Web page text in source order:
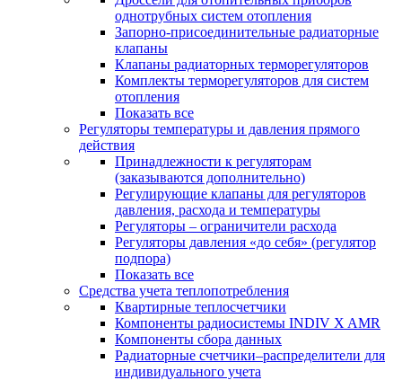
однотрубных систем отопления
Запорно-присоединительные радиаторные
клапаны
Клапаны радиаторных терморегуляторов
Комплекты терморегуляторов для систем
отопления
Показать все
Регуляторы температуры и давления прямого
действия
Принадлежности к регуляторам
(заказываются дополнительно)
Регулирующие клапаны для регуляторов
давления, расхода и температуры
Регуляторы – ограничители расхода
Регуляторы давления «до себя» (регулятор
подпора)
Показать все
Средства учета теплопотребления
Квартирные теплосчетчики
Компоненты радиосистемы INDIV X AMR
Компоненты сбора данных
Радиаторные счетчики–распределители для
индивидуального учета